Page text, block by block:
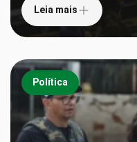
Leia mais
Política